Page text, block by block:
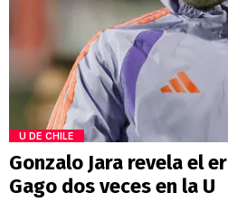
U DE CHILE
Gonzalo Jara revela el
Gago dos veces en la U